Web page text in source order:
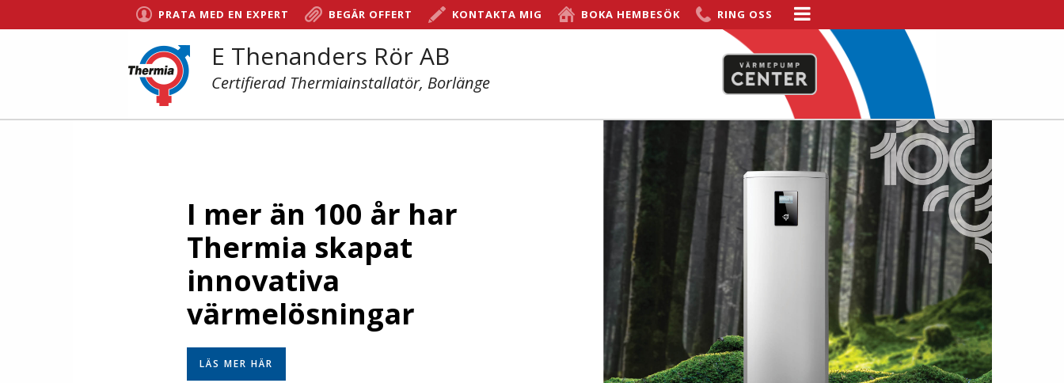
PRATA MED EN EXPERT BEGÄR OFFERT KONTAKTA MIG BOKA HEMBESÖK RING OSS
E Thenanders Rör AB
Certifierad Thermiainstallatör, Borlänge
I mer än 100 år har
Thermia skapat
innovativa
värmelösningar
LÄS MER HÄR